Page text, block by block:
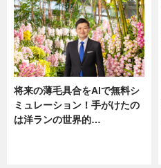
将来の薄毛具合をAIで無料シ
ミュレーション！手がけたの
は洋ランの世界的…